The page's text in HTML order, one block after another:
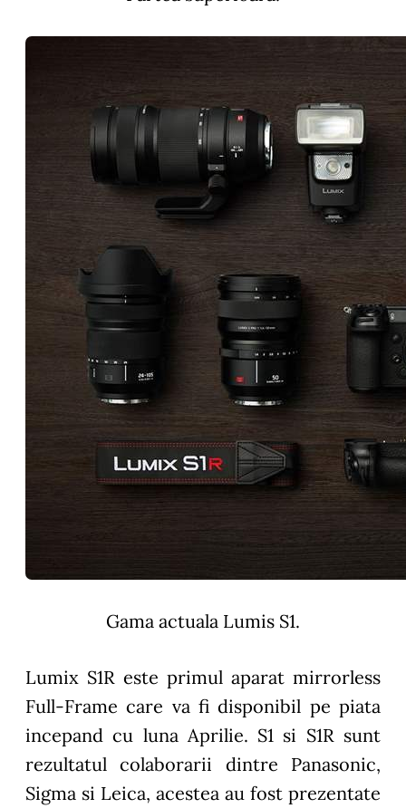
Gama actuala Lumis S1.
Lumix S1R este primul aparat mirrorless
Full-Frame care va fi disponibil pe piata
incepand cu luna Aprilie. S1 si S1R sunt
rezultatul colaborarii dintre Panasonic,
Sigma si Leica, acestea au fost prezentate